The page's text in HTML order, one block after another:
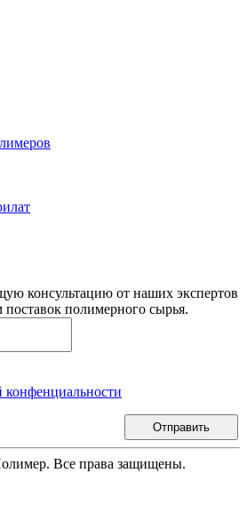
консультацию от наших экспертов
полимерного сырья.
конфенциальности
Отправить
Все права защищены.